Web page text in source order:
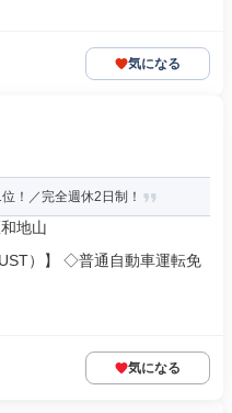
気になる
！／完全週休2日制！
地山
）】 ◇普通自動車運転免
気になる